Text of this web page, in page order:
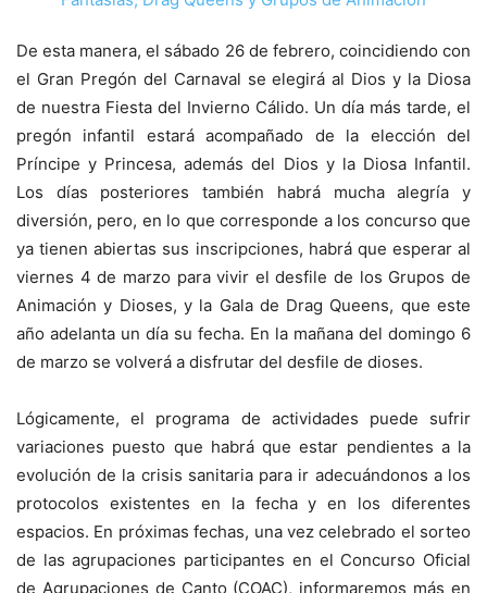
De esta manera, el sábado 26 de febrero, coincidiendo con
el Gran Pregón del Carnaval se elegirá al Dios y la Diosa
de nuestra Fiesta del Invierno Cálido. Un día más tarde, el
pregón infantil estará acompañado de la elección del
Príncipe y Princesa, además del Dios y la Diosa Infantil.
Los días posteriores también habrá mucha alegría y
diversión, pero, en lo que corresponde a los concurso que
ya tienen abiertas sus inscripciones, habrá que esperar al
viernes 4 de marzo para vivir el desfile de los Grupos de
Animación y Dioses, y la Gala de Drag Queens, que este
año adelanta un día su fecha. En la mañana del domingo 6
de marzo se volverá a disfrutar del desfile de dioses.
Lógicamente, el programa de actividades puede sufrir
variaciones puesto que habrá que estar pendientes a la
evolución de la crisis sanitaria para ir adecuándonos a los
protocolos existentes en la fecha y en los diferentes
espacios. En próximas fechas, una vez celebrado el sorteo
de las agrupaciones participantes en el Concurso Oficial
de Agrupaciones de Canto (COAC), informaremos más en